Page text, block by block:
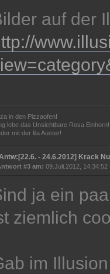
auf der
in den Pizzaofen!
lebe das Unsichtbare Rosa Einhorn!
mit der lila Auster!
- 24.6.2012] Krack
#3 am: 09.Juli.2012, 14:34:52
ja ein
ziemlich
im